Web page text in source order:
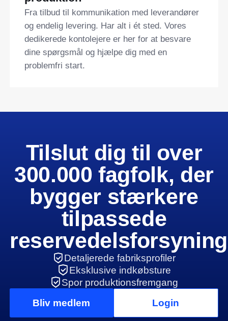
Fra tilbud til kommunikation med leverandører
og endelig levering. Har alt i ét sted. Vores
dedikerede kontolejere er her for at besvare
dine spørgsmål og hjælpe dig med en
problemfri start.
Tilslut dig til over
300.000 fagfolk, der
bygger stærkere
tilpassede
Detaljerede fabriksprofiler
Eksklusive indkøbsture
Spor produktionsfremgang
Bliv medlem
Login